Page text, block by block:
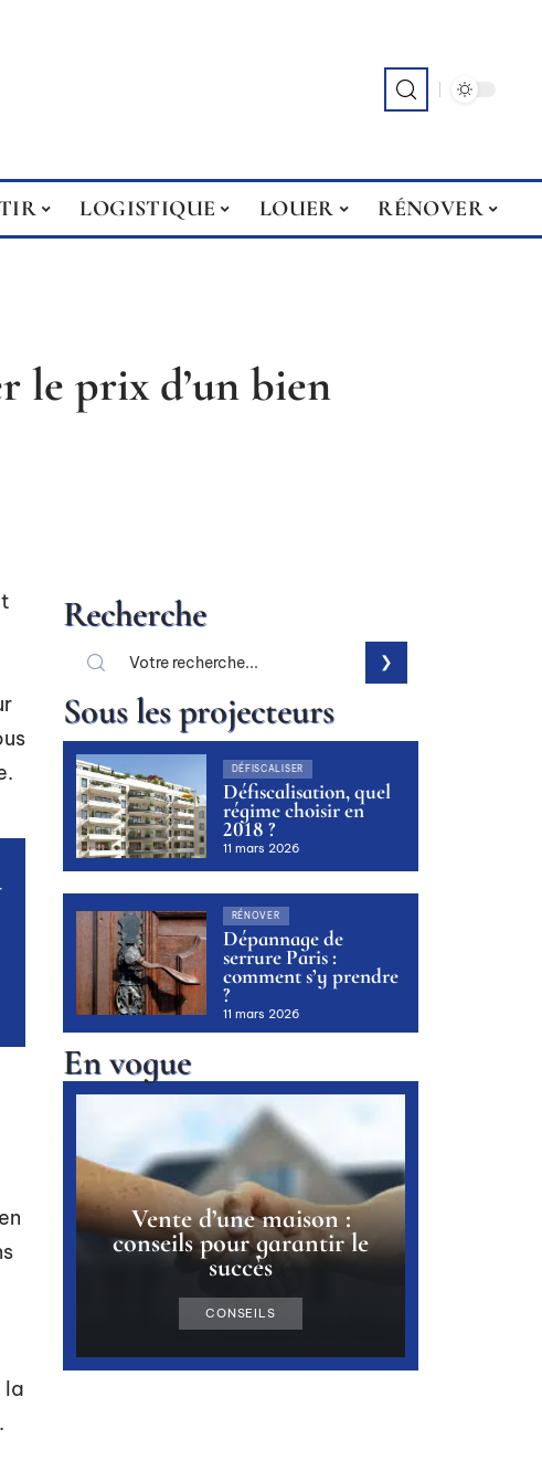
LOGISTIQUE LOUER RÉNOVER
le prix d’un bien
la
Recherche
Sous les projecteurs
DÉFISCALISER
Défiscalisation, quel
régime choisir en
2018 ?
11 mars 2026
RÉNOVER
Dépannage de
serrure Paris :
comment s’y prendre
?
11 mars 2026
En vogue
Vente d’une maison :
conseils pour garantir le
succès
CONSEILS